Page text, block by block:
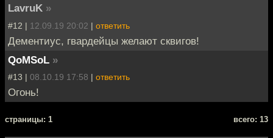
LavruK »
#12 | 12.09.19 20:02 | ответить
Дементиус, гвардейцы желают сквигов!
QoMSoL »
#13 | 08.10.19 17:58 | ответить
Огонь!
cтраницы: 1 всего: 13